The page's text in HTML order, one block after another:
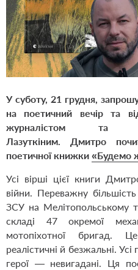
У суботу, 21 грудня,
на поетичний вечір та
журналістом та
Лазуткіним. Дмитро
поетичної книжки «Будемо
Усі вірші цієї книги
війни. Переважну
ЗСУ на Мелітопольському
складі 47 окремої
мотопіхотної бригад.
реалістичні й безжальні. Усі
герої — невигадані. Ця